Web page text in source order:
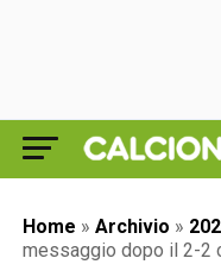
Home » Archivio »
messaggio dopo il 2-2